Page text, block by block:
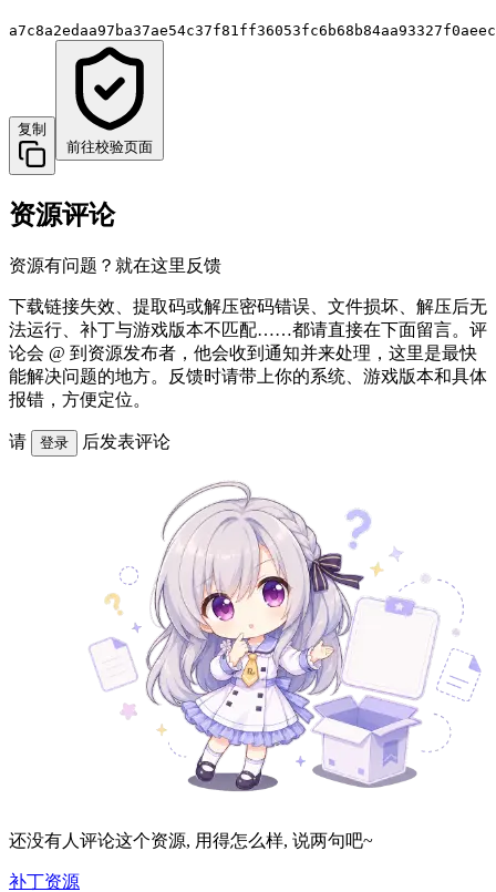
复制
前往校验页面
资源评论
资源有问题？就在这里反馈
下载链接失效、提取码或解压密码错误、文件损坏、解压后无
法运行、补丁与游戏版本不匹配……都请直接在下面留言。评
论会 @ 到资源发布者，他会收到通知并来处理，这里是最快
能解决问题的地方。反馈时请带上你的系统、游戏版本和具体
报错，方便定位。
请 登录 后发表评论
还没有人评论这个资源, 用得怎么样, 说两句吧~
补丁资源